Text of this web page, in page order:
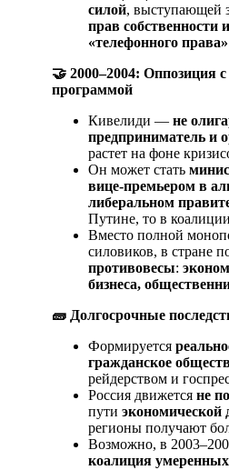
силой, выступающей
прав собственности
«телефонного права»
🤝 2000–2004: Оппозиция
программой
Кивелиди — не
предприниматель и
растет на фоне
Он может стать
вице-премьером в
либеральном
Путине, то в
Вместо полной
силовиков, в стране
противовесы:
бизнеса,
🧱 Долгосрочные
Формируется
гражданское
рейдерством и
Россия движется не
пути экономической
регионы получают
Возможно, в
коалиция